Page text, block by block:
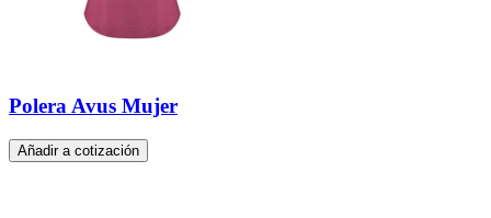
Polera Avus Mujer
Añadir a cotización